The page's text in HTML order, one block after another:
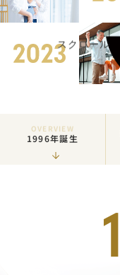
スクロール
OVERVIEW
1996年誕生
1